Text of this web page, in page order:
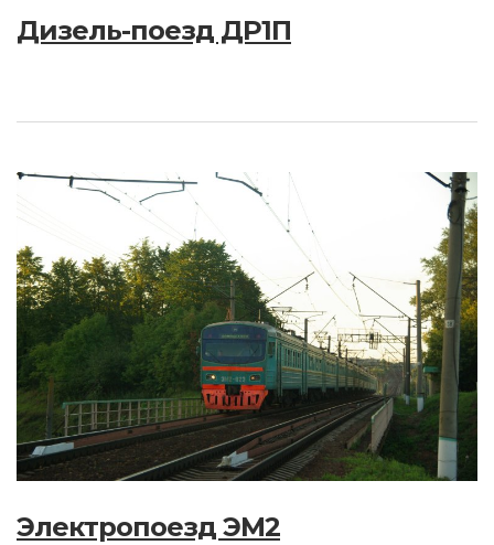
Дизель-поезд ДР1П
Электропоезд ЭМ2